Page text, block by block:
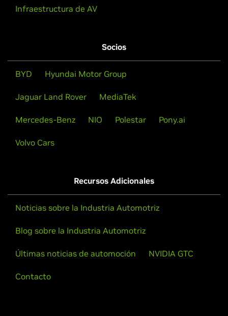
Infraestructura de AV
Socios
BYD Hyundai Motor Group
Jaguar Land Rover MediaTek
Mercedes-Benz NIO Polestar Pony.ai
Volvo Cars
Recursos Adicionales
Noticias sobre la Industria Automotriz
Blog sobre la Industria Automotriz
Últimas noticias de automoción NVIDIA GTC
Contacto